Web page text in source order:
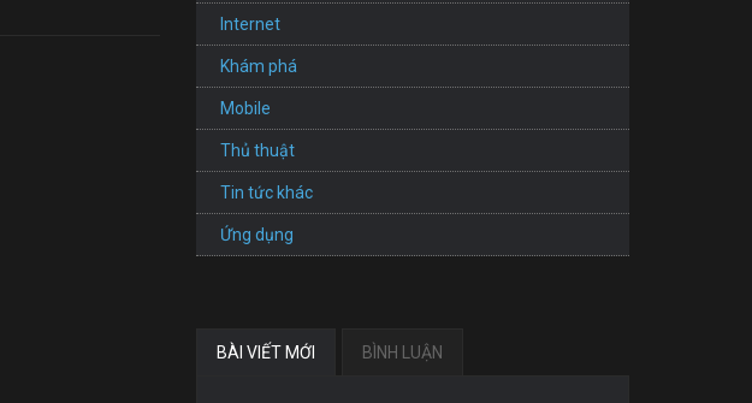
Internet
Khám phá
Mobile
Thủ thuật
Tin tức khác
Ứng dụng
BÀI VIẾT MỚI BÌNH LUẬN